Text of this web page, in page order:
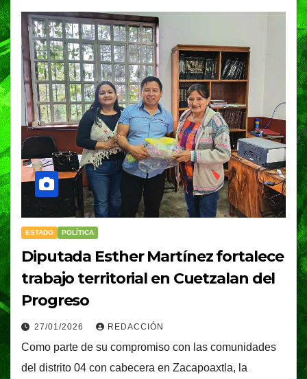
ESTADO POLÍTICA
Diputada Esther Martínez fortalece
trabajo territorial en Cuetzalan del
Progreso
27/01/2026 REDACCIÓN
Como parte de su compromiso con las comunidades
del distrito 04 con cabecera en Zacapoaxtla, la